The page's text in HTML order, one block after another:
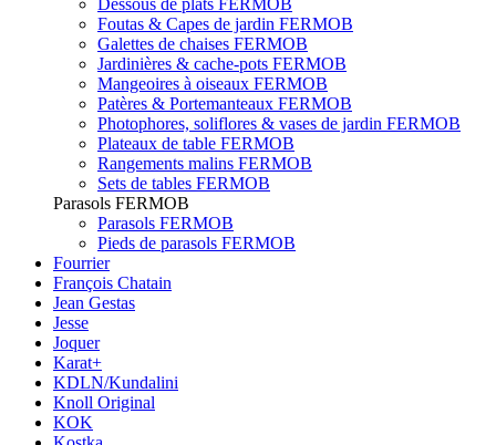
Dessous de plats FERMOB
Foutas & Capes de jardin FERMOB
Galettes de chaises FERMOB
Jardinières & cache-pots FERMOB
Mangeoires à oiseaux FERMOB
Patères & Portemanteaux FERMOB
Photophores, soliflores & vases de jardin FERMOB
Plateaux de table FERMOB
Rangements malins FERMOB
Sets de tables FERMOB
Parasols FERMOB
Parasols FERMOB
Pieds de parasols FERMOB
Fourrier
François Chatain
Jean Gestas
Jesse
Joquer
Karat+
KDLN/Kundalini
Knoll Original
KOK